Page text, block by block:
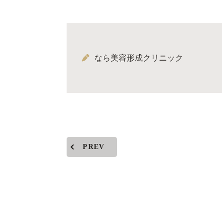
なら美容形成クリニック
PREV